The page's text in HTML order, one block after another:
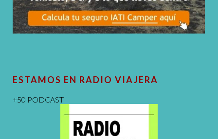
ESTAMOS EN RADIO VIAJERA
+50 PODCAST